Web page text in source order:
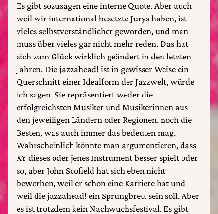
Es gibt sozusagen eine interne Quote. Aber auch
weil wir international besetzte Jurys haben, ist
vieles selbstverständlicher geworden, und man
muss über vieles gar nicht mehr reden. Das hat
sich zum Glück wirklich geändert in den letzten
Jahren. Die jazzahead! ist in gewisser Weise ein
Querschnitt einer Idealform der Jazzwelt, würde
ich sagen. Sie repräsentiert weder die
erfolgreichsten Musiker und Musikerinnen aus
den jeweiligen Ländern oder Regionen, noch die
Besten, was auch immer das bedeuten mag.
Wahrscheinlich könnte man argumentieren, dass
XY dieses oder jenes Instrument besser spielt oder
so, aber John Scofield hat sich eben nicht
beworben, weil er schon eine Karriere hat und
weil die jazzahead! ein Sprungbrett sein soll. Aber
es ist trotzdem kein Nachwuchsfestival. Es gibt